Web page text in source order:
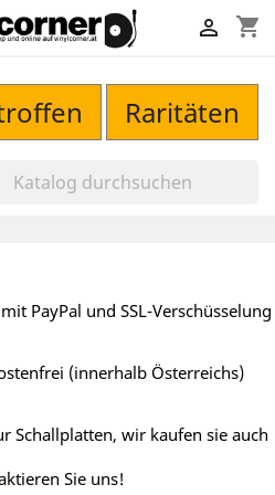
shopping_cart

Raritäten
PayPal und SSL-Verschüsselung
(innerhalb Österreichs)
Schallplatten, wir kaufen sie auch
Sie uns!